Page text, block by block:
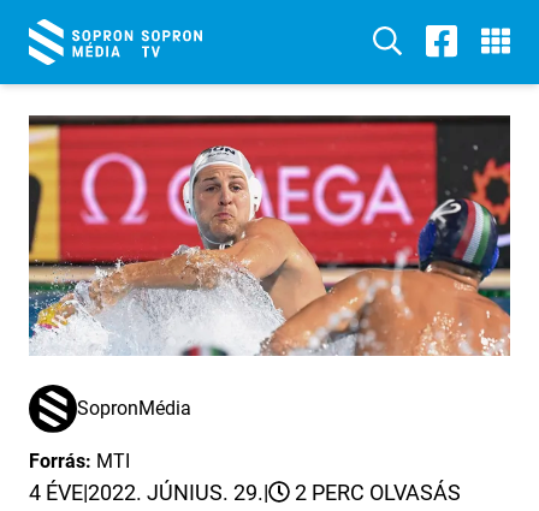
SopronMédia
Forrás: MTI
4 ÉVE|2022. JÚNIUS. 29.| 2 PERC OLVASÁS